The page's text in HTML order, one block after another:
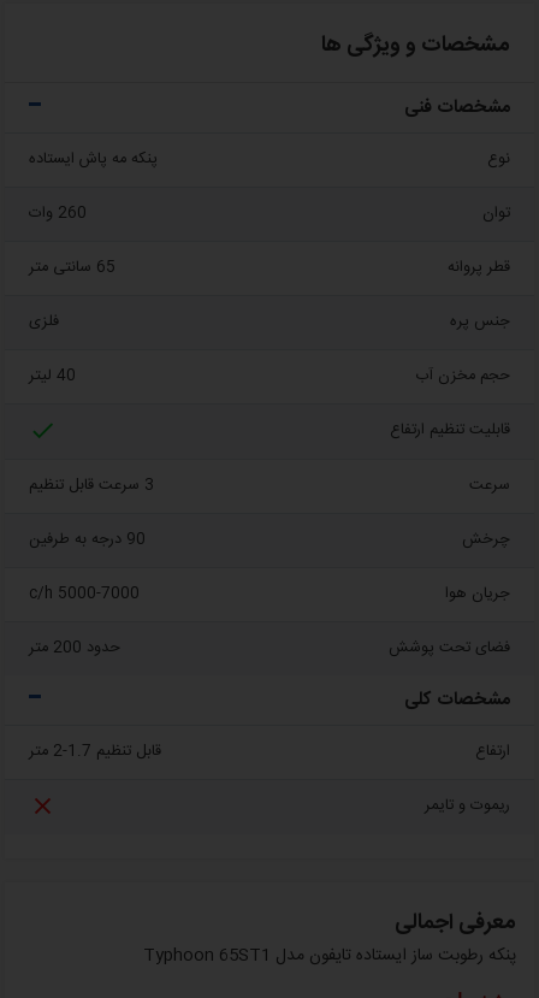
مشخصات و ویژگی ها
مشخصات فنی
نوع پنکه مه پاش ایستاده
توان 260 وات
قطر پروانه 65 سانتی متر
جنس پره فلزی
حجم مخزن آب 40 لیتر
قابلیت تنظیم ارتفاع 
سرعت 3 سرعت قابل تنظیم
چرخش 90 درجه به طرفین
جریان هوا 5000-7000 c/h
فضای تحت پوشش حدود 200 متر
مشخصات کلی
ارتفاع قابل تنظیم 1.7-2 متر
ریموت و تایمر 
معرفی اجمالی
پنکه رطوبت ساز ایستاده تایفون مدل Typhoon 65ST1